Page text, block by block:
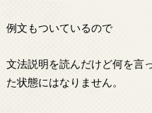
例文もついているので
文法説明を読んだけど何を言
た状態にはなりません。